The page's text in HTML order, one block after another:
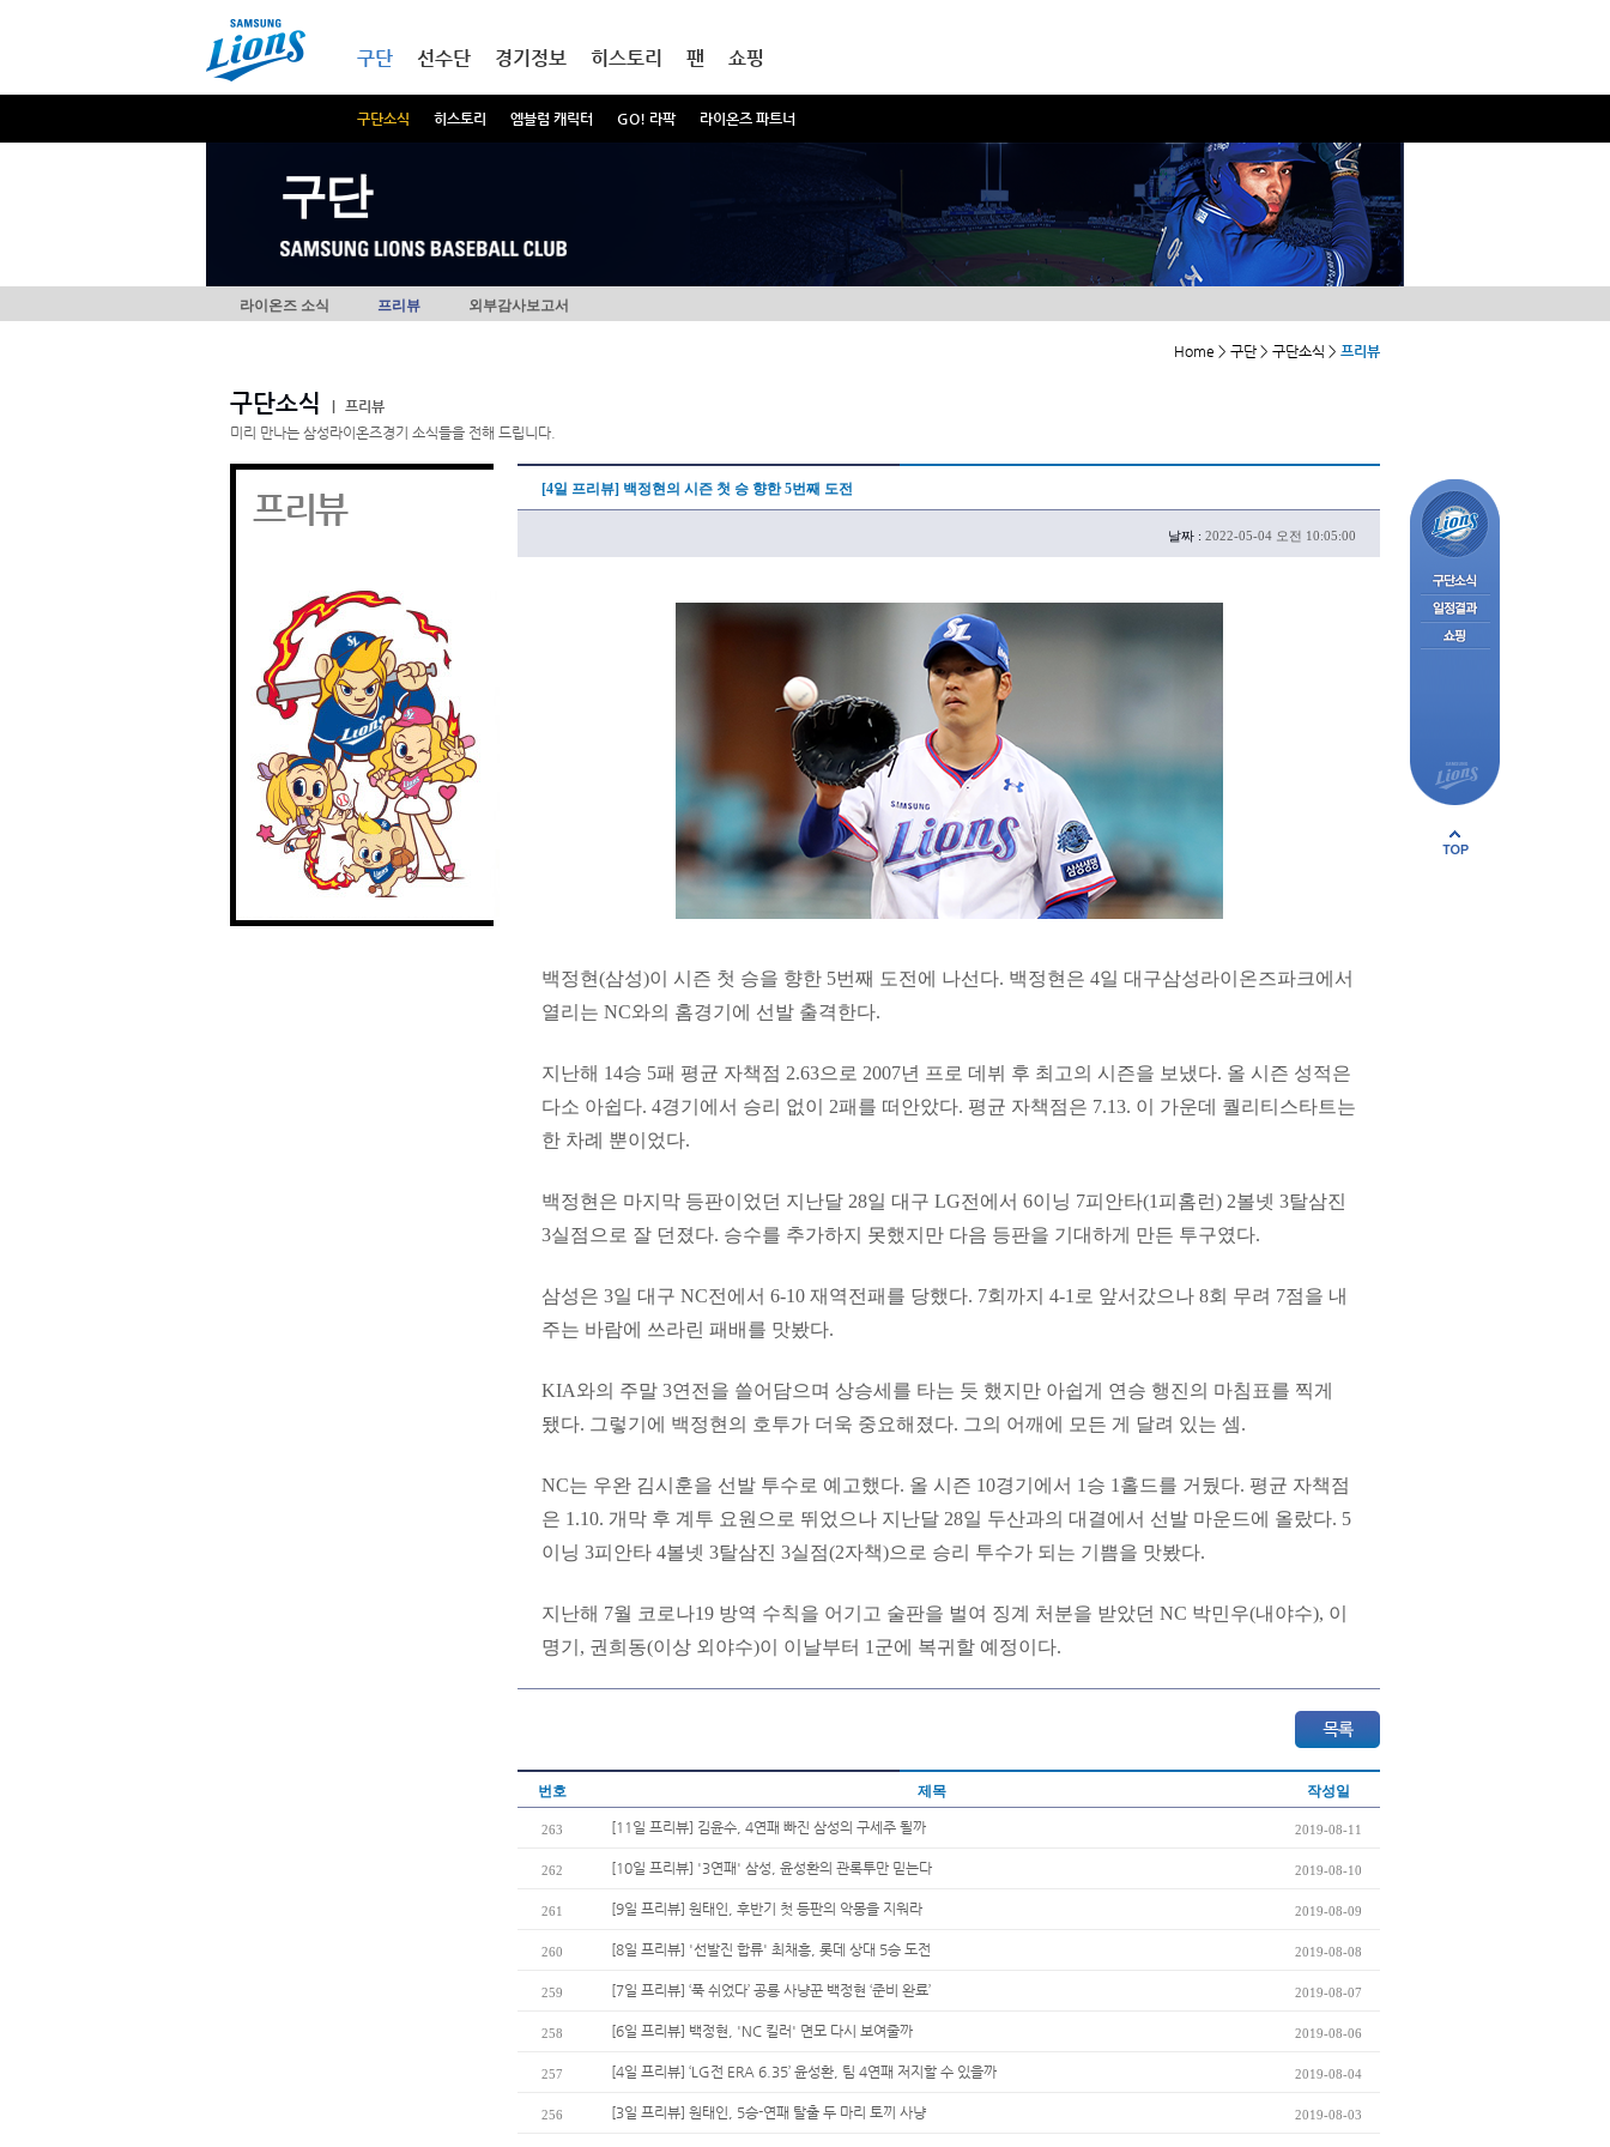
구단
구단소식 히스토리 엠블럼 캐릭터 GO! 라팍 라이온즈 파트너
선수단 경기정보 히스토리 팬 쇼핑
구단
라이온즈 소식 프리뷰 외부감사보고서
Home > 구단 > 구단소식 > 프리뷰
구단소식
프리뷰
미리 만나는 삼성라이온즈경기 소식들을 전해 드립니다.
프리뷰 [4일 프리뷰] 백정현의 시즌 첫 승 향한 5번째 도전
날짜 : 2022-05-04 오전 10:05:00
백정현(삼성)이 시즌 첫 승을 향한 5번째 도전에 나선다. 백정현은 4일 대구삼성라이온즈파크에서
열리는 NC와의 홈경기에 선발 출격한다.
지난해 14승 5패 평균 자책점 2.63으로 2007년 프로 데뷔 후 최고의 시즌을 보냈다. 올 시즌 성적은
다소 아쉽다. 4경기에서 승리 없이 2패를 떠안았다. 평균 자책점은 7.13. 이 가운데 퀄리티스타트는
한 차례 뿐이었다.
백정현은 마지막 등판이었던 지난달 28일 대구 LG전에서 6이닝 7피안타(1피홈런) 2볼넷 3탈삼진
3실점으로 잘 던졌다. 승수를 추가하지 못했지만 다음 등판을 기대하게 만든 투구였다.
삼성은 3일 대구 NC전에서 6-10 재역전패를 당했다. 7회까지 4-1로 앞서갔으나 8회 무려 7점을 내
주는 바람에 쓰라린 패배를 맛봤다.
KIA와의 주말 3연전을 쓸어담으며 상승세를 타는 듯 했지만 아쉽게 연승 행진의 마침표를 찍게
됐다. 그렇기에 백정현의 호투가 더욱 중요해졌다. 그의 어깨에 모든 게 달려 있는 셈.
NC는 우완 김시훈을 선발 투수로 예고했다. 올 시즌 10경기에서 1승 1홀드를 거뒀다. 평균 자책점
은 1.10. 개막 후 계투 요원으로 뛰었으나 지난달 28일 두산과의 대결에서 선발 마운드에 올랐다. 5
이닝 3피안타 4볼넷 3탈삼진 3실점(2자책)으로 승리 투수가 되는 기쁨을 맛봤다.
지난해 7월 코로나19 방역 수칙을 어기고 술판을 벌여 징계 처분을 받았던 NC 박민우(내야수), 이
명기, 권희동(이상 외야수)이 이날부터 1군에 복귀할 예정이다.
번호 제목 작성일
263 [11일 프리뷰] 김윤수, 4연패 빠진 삼성의 구세주 될까 2019-08-11
262 [10일 프리뷰] '3연패' 삼성, 윤성환의 관록투만 믿는다 2019-08-10
261 [9일 프리뷰] 원태인, 후반기 첫 등판의 악몽을 지워라 2019-08-09
260 [8일 프리뷰] '선발진 합류' 최채흥, 롯데 상대 5승 도전 2019-08-08
259 [7일 프리뷰] ‘푹 쉬었다’ 공룡 사냥꾼 백정현 ‘준비 완료’ 2019-08-07
258 [6일 프리뷰] 백정현, 'NC 킬러' 면모 다시 보여줄까 2019-08-06
257 [4일 프리뷰] ‘LG전 ERA 6.35’ 윤성환, 팀 4연패 저지할 수 있을까 2019-08-04
256 [3일 프리뷰] 원태인, 5승-연패 탈출 두 마리 토끼 사냥 2019-08-03